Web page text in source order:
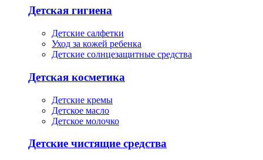
Детская гигиена
Детские салфетки
Уход за кожей ребенка
Детские солнцезащитные средства
Детская косметика
Детские кремы
Детское масло
Детское молочко
Детские чистящие средства